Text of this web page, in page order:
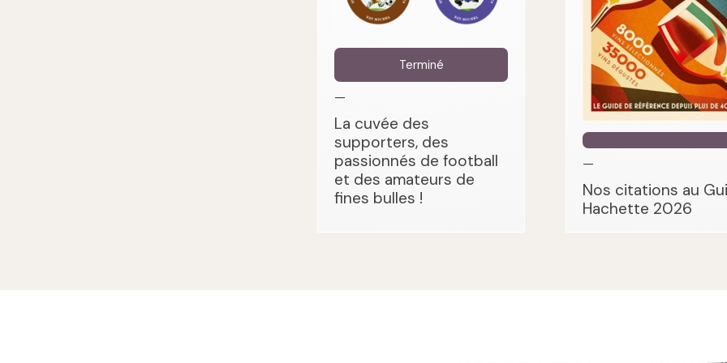
Terminé
—
La cuvée des
supporters, des
passionnés de football
et des amateurs de
fines bulles !
—
Nos citations au
Hachette 2026